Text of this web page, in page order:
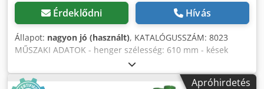
Érdeklődni Hívás
Állapot: nagyon jó (használt), KATALÓGUSSZÁM: 8023
MŰSZAKI ADATOK - henger szélesség: 610 mm - kések
száma: 4 db - megmunkálható elem max. vastagsága: 200
mm – felülről: - visszahúzó körmök - fogazott behúzó
Apróhirdetés